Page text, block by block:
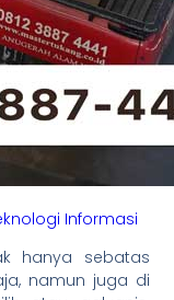
Informasi
hanya sebatas
namun juga di